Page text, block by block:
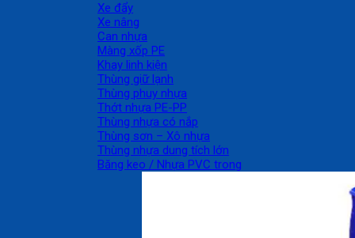
Xe đẩy
Xe nâng
Can nhựa
Màng xốp PE
Khay linh kiện
Thùng giữ lạnh
Thùng phuy nhựa
Thớt nhựa PE-PP
Thùng nhựa có nắp
Thùng sơn – Xô nhựa
Thùng nhựa dung tích lớn
Băng keo / Nhựa PVC trong